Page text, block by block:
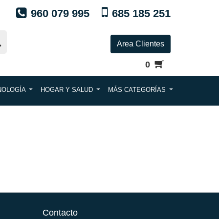
960 079 995 685 185 251
Area Clientes
0
HOGAR Y SALUD MÁS CATEGORÍAS
Contacto